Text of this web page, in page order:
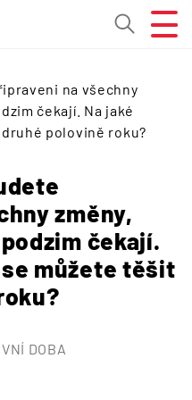
na všechny
čekají. Na jaké
polovině roku?
změny,
čekají.
můžete těšit
DOBA